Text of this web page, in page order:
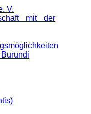
V.
mit der